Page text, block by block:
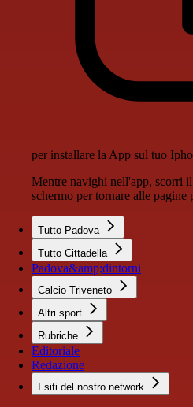
per installare la App sul tuo
Mentre navighi nell'app, scorri
schermo per tornare alle pagine
Tutto Padova
Tutto Cittadella
Padova&amp;dintorni
Calcio Triveneto
Altri sport
Rubriche
Editoriale
Redazione
I siti del nostro network